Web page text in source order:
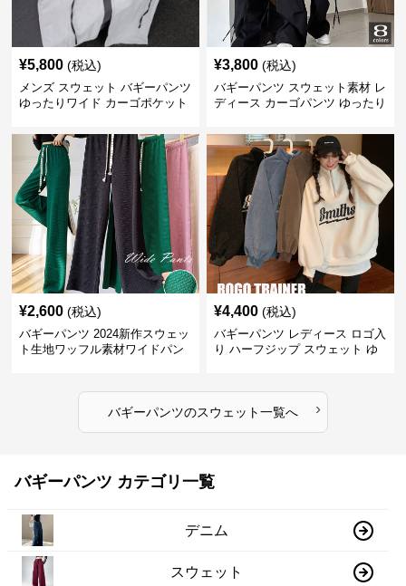
¥5,800 (税込)
メンズ スウェット バギーパンツ
ゆったりワイド カーゴポケット
¥3,800 (税込)
バギーパンツ スウェット素材 レ
ディース カーゴパンツ ゆったり
¥2,600 (税込)
バギーパンツ 2024新作スウェッ
ト生地ワッフル素材ワイドパン
¥4,400 (税込)
バギーパンツ レディース ロゴ入
り ハーフジップ スウェット ゆ
バギーパンツのスウェット一覧へ ›
バギーパンツ カテゴリ一覧
デニム
スウェット